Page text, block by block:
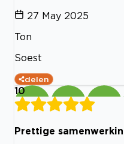
27 May 2025
Ton
Soest
delen
10
Prettige